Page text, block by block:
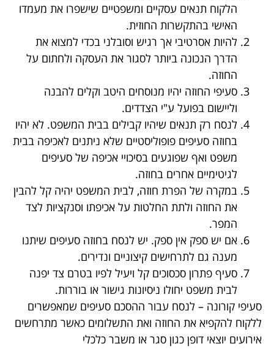
הלקוח תנאים עסקיים ומשפטיים שישפרו את מעמדו
האישי בהתקשרות החוזית.
להיות אסרטיבי אך רגיש וסובלני בכדי למצוא את
הדרך הנכונה ביותר לסגור את העסקה ולחתום על
החוזה.
סעיפי החוזה יהיו מנוסחים היטב וקלים להבנה
וליישום בפועל ע"י הצדדים.
לנסח רק תנאים שיהיו קבילים בבית המשפט. לא יהיו
בחוזה סעיפים פופוליסטיים שלא ניתנים לאכיפה בבית
משפט ואף שפוגעים בסיכויי אכיפה של סעיפים
לגיטימיים אחרים בחוזה.
במקרה של הפרת חוזה, לבית המשפט יהיה קל להבין
את החוזה ולתת החלטות על אכיפתו וסנקציות לצד
המפר.
אם יש ספק אין ספק. יש לנסח בחוזה סעיפים שיתנו
מענה גם לתרחישים קיצוניים ונדירים.
סעיף פתרון סכסוכים קל ויעיל לפיו בטרם צד יפנה
לבית משפט יחולו ניסיונות גישור או בוררות.
סעיפי קורונה – לנסח עבור ההסכם סעיפים שמאפשרים
ללקוח להקפיא את החוזה ואת התשלומים כאשר מתרחשים
אירועים יוצאי דופן כגון סגר או משבר כלכלי